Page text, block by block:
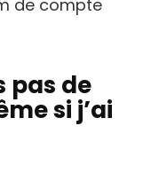
de compte
pas de
si j’ai